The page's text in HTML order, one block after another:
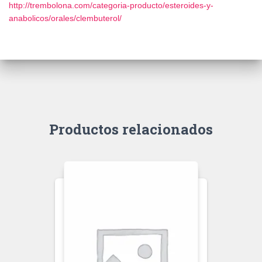
http://trembolona.com/categoria-producto/esteroides-y-
anabolicos/orales/clembuterol/
Productos relacionados